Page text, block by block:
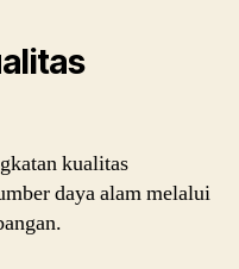
kualitas
daya alam melalui